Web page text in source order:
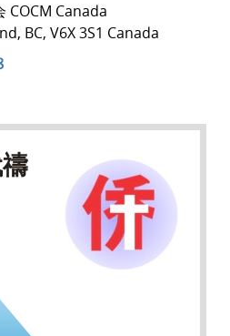
COCM Canada
, BC,V6X 3S1 Canada